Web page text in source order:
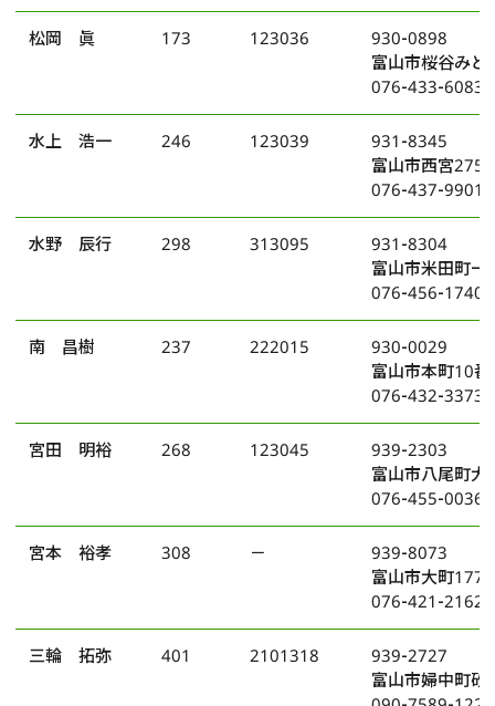
松岡 眞 173 123036
930-0898
富山市桜谷みど
076-433-6083
水上 浩一 246 123039
931-8345
富山市西宮275
076-437-9901
水野 辰行 298 313095
931-8304
富山市米田町一
076-456-1740
南 昌樹 237 222015
930-0029
富山市本町10
076-432-3373
宮田 明裕 268 123045
939-2303
富山市八尾町
076-455-0036
宮本 裕孝 308 －
939-8073
富山市大町177
076-421-2162
三輪 拓弥 401 2101318
939-2727
富山市婦中町